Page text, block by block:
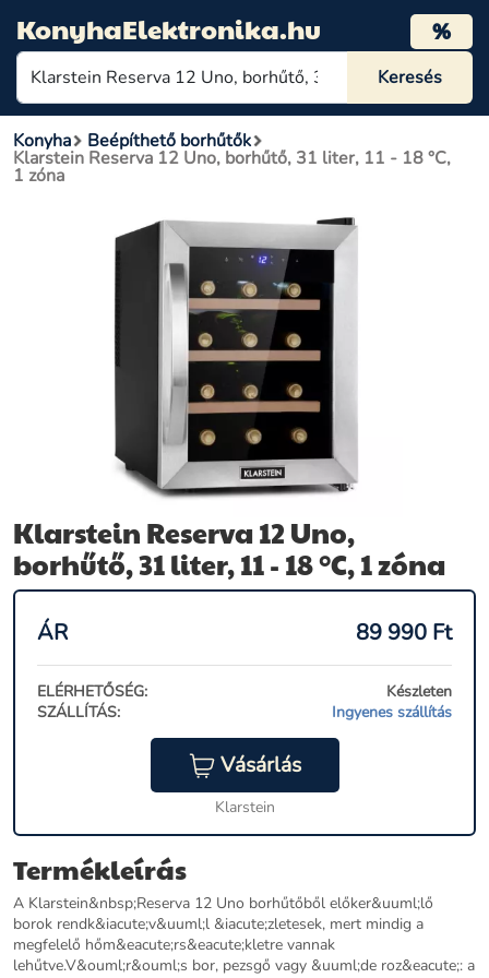
KonyhaElektronika.hu %
Konyha Beépíthető borhűtők
Klarstein Reserva 12 Uno, borhűtő, 31 liter, 11 - 18 °C,
1 zóna
Klarstein Reserva 12 Uno,
borhűtő, 31 liter, 11 - 18 °C, 1 zóna
ÁR 89 990 Ft
ELÉRHETŐSÉG:
Készleten
SZÁLLÍTÁS:
Ingyenes szállítás
Vásárlás
Klarstein
Termékleírás
A Klarstein&nbsp;Reserva 12 Uno borhűtőből előker&uuml;lő
borok rendk&iacute;v&uuml;l &iacute;zletesek, mert mindig a
megfelelő hőm&eacute;rs&eacute;kletre vannak
lehűtve.V&ouml;r&ouml;s bor, pezsgő vagy &uuml;de roz&eacute;: a